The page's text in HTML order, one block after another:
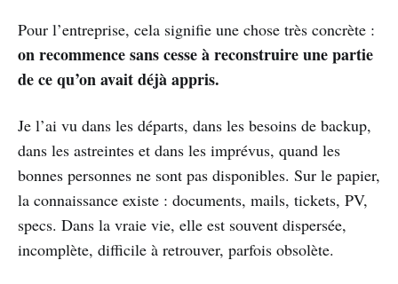
Pour l’entreprise, cela signifie une chose très concrète :
on recommence sans cesse à reconstruire une partie
de ce qu’on avait déjà appris.
Je l’ai vu dans les départs, dans les besoins de backup,
dans les astreintes et dans les imprévus, quand les
bonnes personnes ne sont pas disponibles. Sur le papier,
la connaissance existe : documents, mails, tickets, PV,
specs. Dans la vraie vie, elle est souvent dispersée,
incomplète, difficile à retrouver, parfois obsolète.